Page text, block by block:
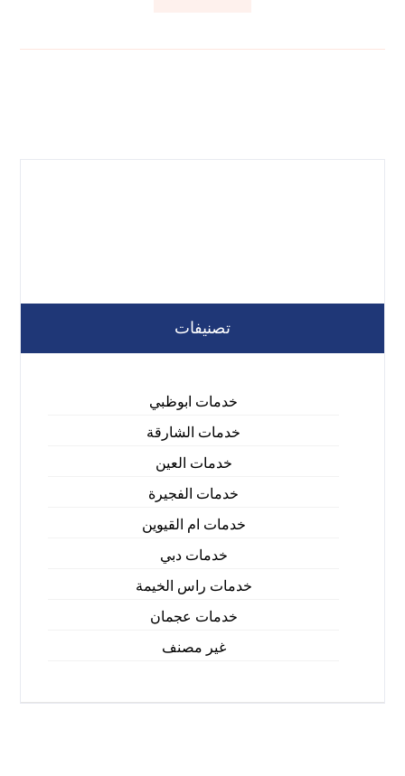
تصنيفات
خدمات ابوظبي
خدمات الشارقة
خدمات العين
خدمات الفجيرة
خدمات ام القيوين
خدمات دبي
خدمات راس الخيمة
خدمات عجمان
غير مصنف